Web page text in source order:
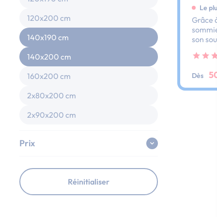
120x200 cm
140x190 cm
140x200 cm
160x200 cm
2x80x200 cm
2x90x200 cm
Prix
Réinitialiser
Le
Grâce
son
dos
ses
au
Dès